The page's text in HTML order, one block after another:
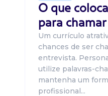
O que
para
Um currículo
chances de ser
entrevista.
utilize palavras-
mantenha um
profissional...